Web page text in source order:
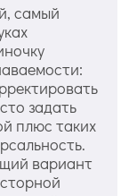
самый
задать
плюс таких
вариант